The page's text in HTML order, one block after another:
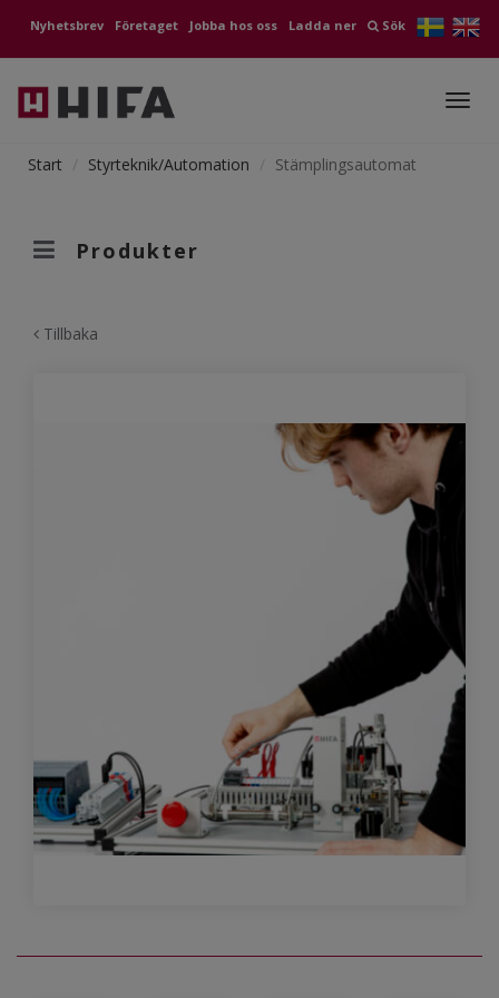
Nyhetsbrev Företaget Jobba hos oss Ladda ner Sök
Start
Styrteknik/Automation Stämplingsautomat
Produkter
Tillbaka